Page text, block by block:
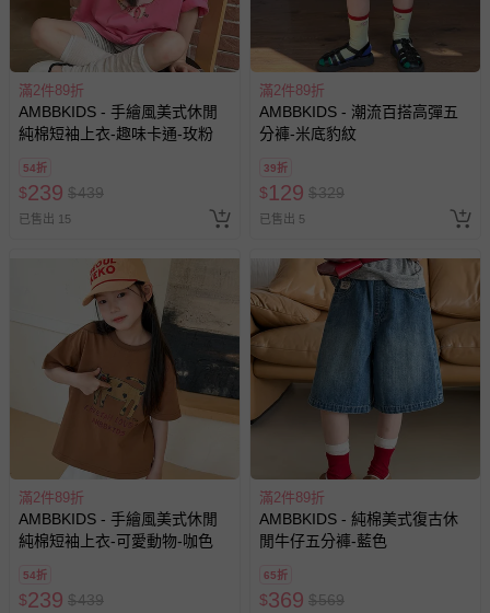
商品實際的配達日期，可於訂單個人資料內的查詢訂單內，
已出貨通知之訊息為主。
如您收到商品，請依正常流程檢查是否完好，若商品遇瑕疵
情形，您可申請更換新品或退貨，請見： 退貨的辦理流程。
若您對於會員帳號、商品訂購與資訊、購物流程、付款方
式、折價券與購物金的使用、退貨及商品運送方式等有疑
問，你可詳見：
媽咪愛客服中心。
預購商品：預購為海外同步代購，遇缺貨即會通知媽咪並協
商品如因「價格、組合」等錯誤原因，導致無法安排出貨，
會主動以簡訊及mail通知訂單取消事宜，並將提供適當補
償。
滿2件89折
AMBBKIDS - 手繪風美式休閒
純棉短袖上衣-趣味卡通-玫粉
54折
$239 $439
已售出 15
滿2件89折
AMBBKIDS - 潮流百搭高彈五
分褲-米底豹紋
39折
$129 $329
已售出 5
滿2件89折
AMBBKIDS - 手繪風美式休閒
純棉短袖上衣-可愛動物-咖色
54折
$239 $439
滿2件89折
AMBBKIDS - 純棉美式復古休
閒牛仔五分褲-藍色
65折
$369 $569